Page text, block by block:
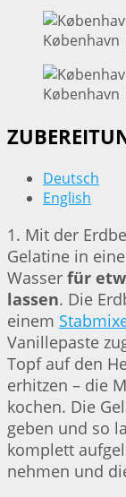
Deutsch
English
1. Mit der
Gelatine in
Wasser für
lassen. Die
einem
Vanillepaste
Topf auf den
erhitzen – die
kochen. Die
geben und so
komplett
nehmen und